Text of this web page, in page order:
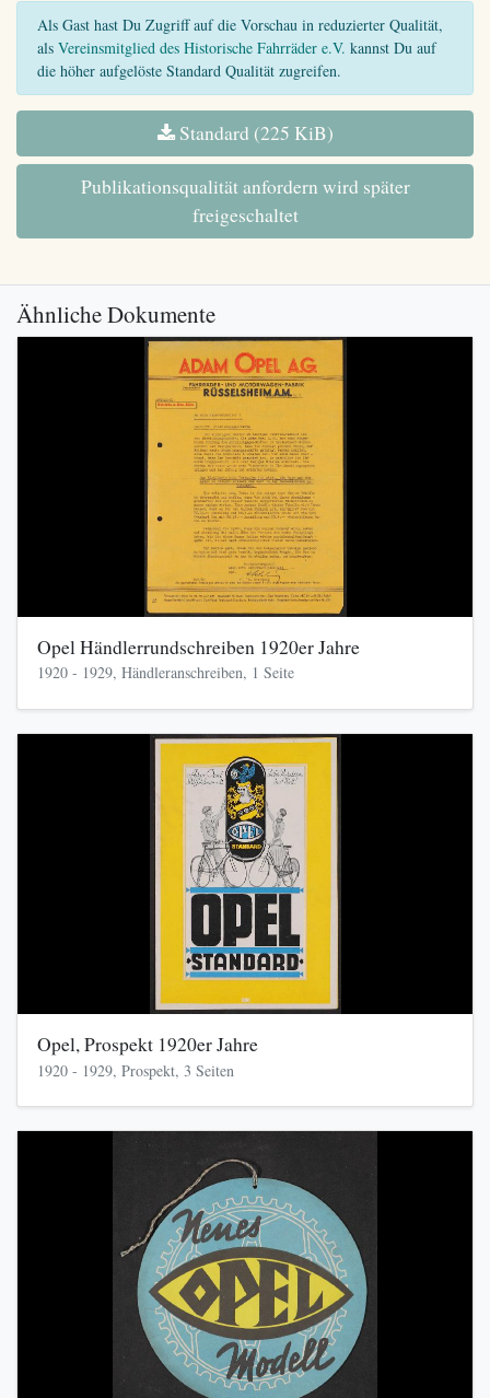
Als Gast hast Du Zugriff auf die Vorschau in reduzierter Qualität,
als Vereinsmitglied des Historische Fahrräder e.V. kannst Du auf
die höher aufgelöste Standard Qualität zugreifen.
Standard (225 KiB)
Publikationsqualität anfordern wird später
freigeschaltet
Ähnliche Dokumente
Opel Händlerrundschreiben 1920er Jahre
1920 - 1929, Händleranschreiben, 1 Seite
Opel, Prospekt 1920er Jahre
1920 - 1929, Prospekt, 3 Seiten